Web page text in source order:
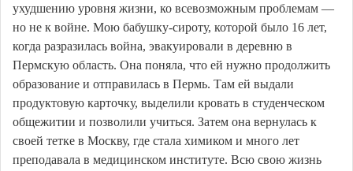
ухудшению уровня жизни, ко всевозможным проблемам —
но не к войне. Мою бабушку-сироту, которой было 16 лет,
когда разразилась война, эвакуировали в деревню в
Пермскую область. Она поняла, что ей нужно продолжить
образование и отправилась в Пермь. Там ей выдали
продуктовую карточку, выделили кровать в студенческом
общежитии и позволили учиться. Затем она вернулась к
своей тетке в Москву, где стала химиком и много лет
преподавала в медицинском институте. Всю свою жизнь